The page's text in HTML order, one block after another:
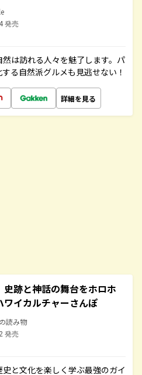
発売
は訪れる人々を魅了します。パ
る自然派グルメも見逃せない！
詳細を見る
跡と神話の舞台をホロホ
イカルチャーさんぽ
読み物
発売
と文化を楽しく学ぶ最強のガイ